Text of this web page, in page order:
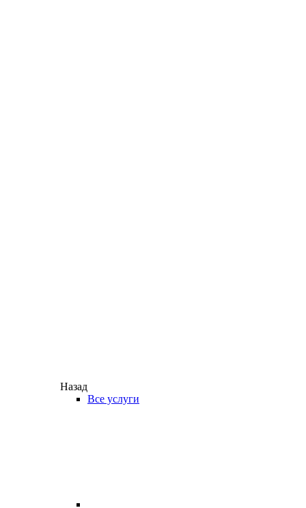
Назад
Все услуги